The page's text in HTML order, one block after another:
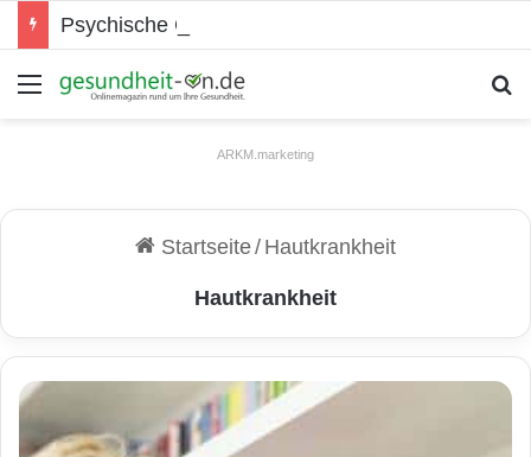
Psychische Gesundheit bei Jugendlichen
Menü
ARKM.marketing
Startseite/ Hautkrankheit
Hautkrankheit